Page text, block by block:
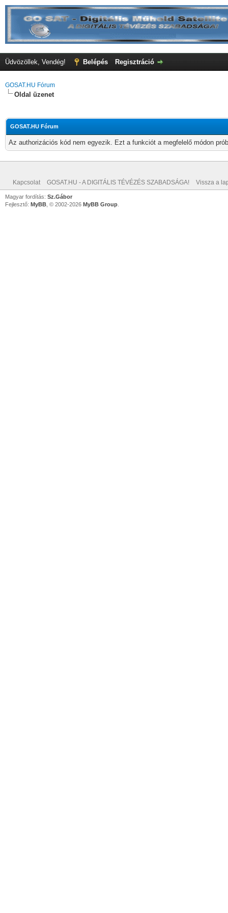
Üdvözöllek, Vendég! Belépés Regisztráció
GOSAT.HU Fórum
Oldal üzenet
GOSAT.HU Fórum
Az authorizációs kód nem egyezik. Ezt a funkciót a megfelelő módon
Kapcsolat GOSAT.HU - A DIGITÁLIS TÉVÉZÉS SZABADSÁGA! Vissza a
Magyar fordítás: Sz.Gábor
Fejlesztő: MyBB , © 2002-2026 MyBB Group